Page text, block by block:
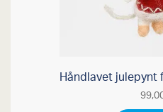
Håndlavet julepynt